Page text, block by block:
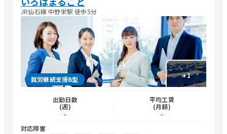
JR仙石線 中野栄駅 徒歩5分
+1
就労継続支援B型
出勤日数
(週)
-
平均工賃
(月額)
-
対応障害